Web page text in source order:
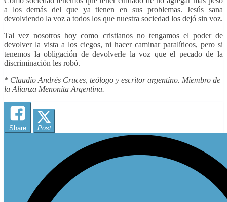
a los demás del que ya tienen en sus problemas. Jesús sana
devolviendo la voz a todos los que nuestra sociedad los dejó sin voz.
Tal vez nosotros hoy como cristianos no tengamos el poder de
devolver la vista a los ciegos, ni hacer caminar paralíticos, pero si
tenemos la obligación de devolverle la voz que el pecado de la
discriminación les robó.
* Claudio Andrés Cruces, teólogo y escritor argentino. Miembro de
la Alianza Menonita Argentina.
Share Post